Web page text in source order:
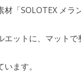
「SOLOTEX メラ
ットに、マットで
ます。